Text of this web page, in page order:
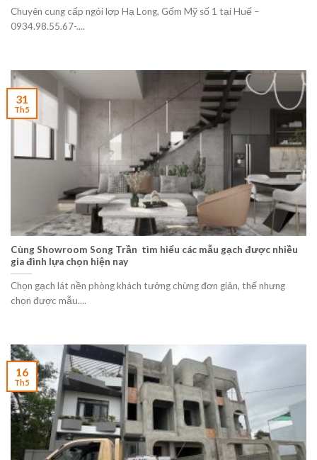
Chuyên cung cấp ngói lợp Hạ Long, Gốm Mỹ số 1 tại Huế –
0934.98.55.67-....
Cùng Showroom Song Trần tìm hiểu các mẫu gạch được nhiều
gia đình lựa chọn hiện nay
Chọn gạch lát nền phòng khách tưởng chừng đơn giản, thế nhưng
chọn được mẫu....
31
Th5
16
Th5